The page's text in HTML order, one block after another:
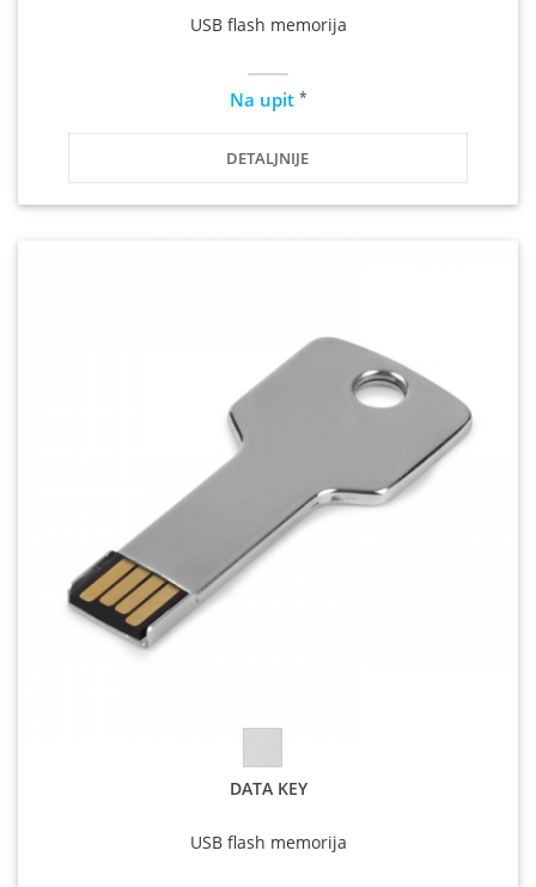
USB flash memorija
Na upit *
DETALJNIJE
DATA KEY
USB flash memorija